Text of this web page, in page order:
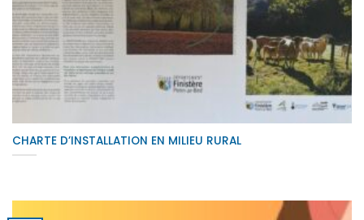
CHARTE D’INSTALLATION EN MILIEU RURAL